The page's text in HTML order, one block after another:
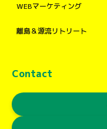
WEBマーケティング
離島＆源流リトリート
Contact